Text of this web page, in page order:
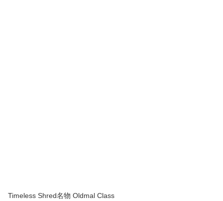
Timeless Shred名物 Oldmal Class